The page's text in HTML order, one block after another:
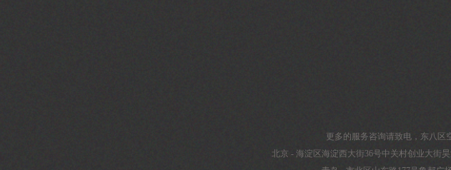
更多的服务咨询请致电，东八区
北京 - 海淀区海淀西大街36号中关村创业大街